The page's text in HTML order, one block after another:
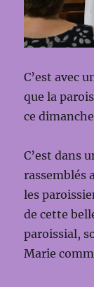
C’est avec
que la
ce
C’est dans
rassemblés
les
de cette
paroissial,
Marie